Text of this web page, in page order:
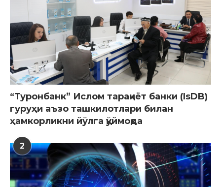
“Туронбанк” Ислом тараққиёт банки (IsDB)
гуруҳи аъзо ташкилотлари билан
ҳамкорликни йўлга қўймоқда
2